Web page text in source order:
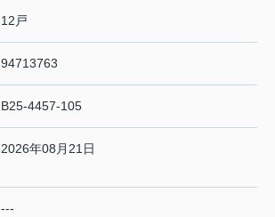
12戸
94713763
B25-4457-105
2026年08月21日
---